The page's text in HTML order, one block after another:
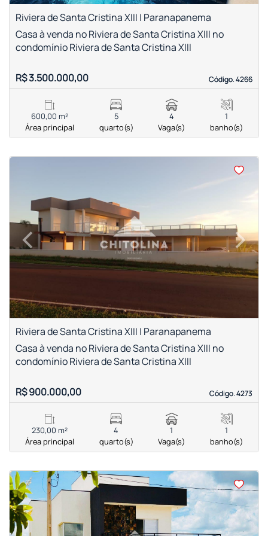
Riviera de Santa Cristina XIII | Paranapanema
Código. 4266
Código. 4266
Casa à venda no Riviera de Santa Cristina XIII no
condomínio Riviera de Santa Cristina XIII
R$ 3.500.000,00
600,00 m²
Área principal
5
quarto(s)
4
Vaga(s)
1
banho(s)
‹Previous ›
Next
Riviera de Santa Cristina XIII | Paranapanema
Código. 4273
Código. 4273
Casa à venda no Riviera de Santa Cristina XIII no
condomínio Riviera de Santa Cristina XIII
R$ 900.000,00
230,00 m²
Área principal
4
quarto(s)
1
Vaga(s)
1
banho(s)
<<<<